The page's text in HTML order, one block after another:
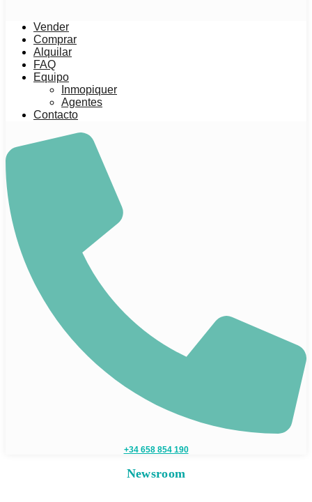
Vender
Comprar
Alquilar
FAQ
Equipo
Inmopiquer
Agentes
Contacto
+34 658 854 190
Newsroom